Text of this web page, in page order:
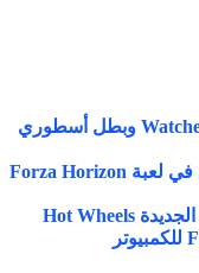
تحديثات Watcher of Realms: Guild War 2.0 وبطل أسطوري
استعراض لأطوار اللعب بتعدد اللاعبين في لعبة Forza Horizon